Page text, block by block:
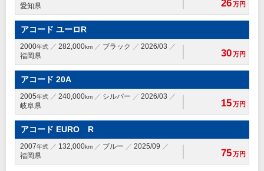
愛知県
26万円
アコード ユーロR
2000年式 282,000km ブラック
2026/03
福岡県
30万円
アコード 20A
2005年式 240,000km シルバー
2026/03
岐阜県
15万円
アコード EURO R
2007年式 132,000km ブルー
2025/09
福岡県
75万円